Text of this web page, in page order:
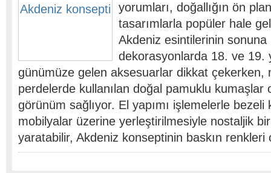
yorumları, doğallığın ön
tasarımlarla popüler hale
Akdeniz esintilerinin
dekorasyonlarda 18. ve 19.
günümüze gelen aksesuarlar dikkat çekerken,
perdelerde kullanılan doğal pamuklu kumaşlar
görünüm sağlıyor. El yapımı işlemelerle bezeli
mobilyalar üzerine yerleştirilmesiyle nostaljik
yaratabilir, Akdeniz konseptinin baskın